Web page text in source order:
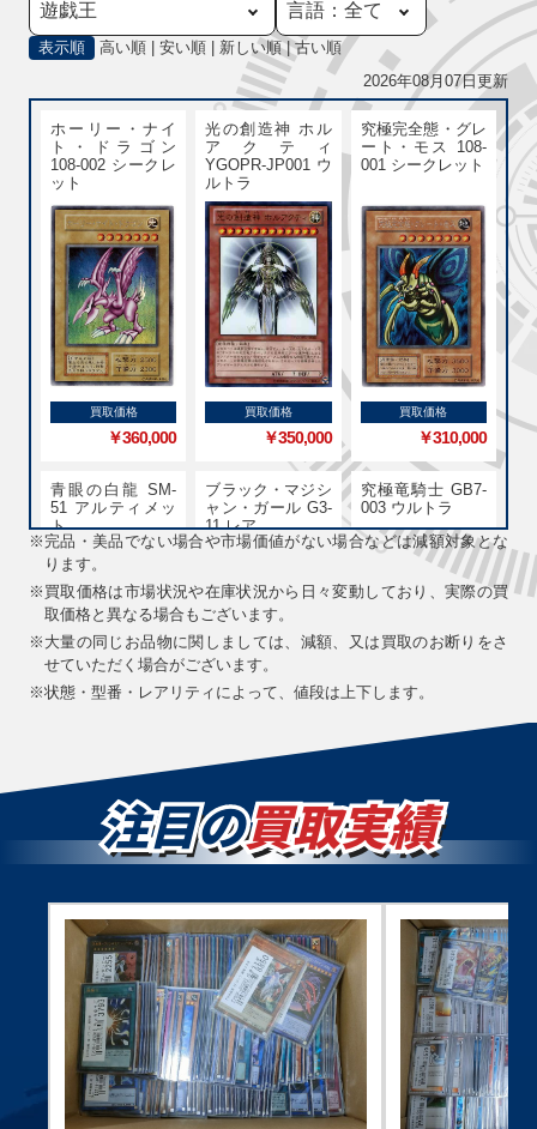
表示順 高い順 安い順 新しい順 |古い順
2026年08月07日更新
買取価格
￥360,000
ホーリー・ナイ
ト・ドラゴン
108-002 シークレ
ット
買取価格
￥350,000
光の創造神 ホル
アクティ
YGOPR-JP001 ウ
ルトラ
買取価格
￥310,000
究極完全態・グレ
ート・モス 108-
001 シークレット
￥270,000
青眼の白龍 SM-
51 アルティメッ
ト
買取価格
ブラック・マジシ
ャン・ガール G3-
11 レア
究極竜騎士 GB7-
003 ウルトラ
買取価格
￥190,000
万物創世龍 IGAS-
JP000 10000シー
クレット
買取価格
￥120,000
真紅眼の黒竜
301-056 アルティ
メット
買取価格
￥94,800
女剣士カナン
QCLP-JP001 ク
ォーターセンチュ
カオス・ソルジャ
ー 304-054 アル
ティメット
ブラック・マジシ
ャン・ガール（イ
ラスト違い）
QCCU-JP002 ク
ォーターセンチュ
リーシークレット
カオス・ソルジャ
ー－開闢の使者－
306-025 アルティ
メット
※完品・美品でない場合や市場価値がない場合などは減額対象とな
ります。
※ 買取価格は市場状況や在庫状況から日々変動しており、実際の買
取価格と異なる場合もございます。
※ 大量の同じお品物に関しましては、減額、又は買取のお断りをさ
せていただく場合がございます。
※状態・型番・レアリティによって、値段は上下します。
注目の買取実績